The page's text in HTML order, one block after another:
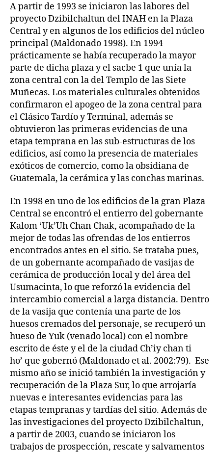
A partir de 1993 se iniciaron las labores del
proyecto Dzibilchaltun del INAH en la Plaza
Central y en algunos de los edificios del núcleo
principal (Maldonado 1998). En 1994
prácticamente se había recuperado la mayor
parte de dicha plaza y el sacbe 1 que unía la
zona central con la del Templo de las Siete
Muñecas. Los materiales culturales obtenidos
confirmaron el apogeo de la zona central para
el Clásico Tardío y Terminal, además se
obtuvieron las primeras evidencias de una
etapa temprana en las sub-estructuras de los
edificios, así como la presencia de materiales
exóticos de comercio, como la obsidiana de
Guatemala, la cerámica y las conchas marinas.
En 1998 en uno de los edificios de la gran Plaza
Central se encontró el entierro del gobernante
Kalom ‘Uk’Uh Chan Chak, acompañado de la
mejor de todas las ofrendas de los entierros
encontrados antes en el sitio. Se trataba pues,
de un gobernante acompañado de vasijas de
cerámica de producción local y del área del
Usumacinta, lo que reforzó la evidencia del
intercambio comercial a larga distancia. Dentro
de la vasija que contenía una parte de los
huesos cremados del personaje, se recuperó un
hueso de Yuk (venado local) con el nombre
escrito de éste y el de la ciudad Ch’iy chan ti
ho’ que gobernó (Maldonado et al. 2002:79). Ese
mismo año se inició también la investigación y
recuperación de la Plaza Sur, lo que arrojaría
nuevas e interesantes evidencias para las
etapas tempranas y tardías del sitio. Además de
las investigaciones del proyecto Dzibilchaltun,
a partir de 2003, cuando se iniciaron los
trabajos de prospección, rescate y salvamentos